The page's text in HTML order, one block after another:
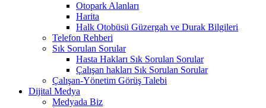
Otopark Alanları
Harita
Halk Otobüsü Güzergah ve Durak Bilgileri
Telefon Rehberi
Sık Sorulan Sorular
Hasta Hakları Sık Sorulan Sorular
Çalışan hakları Sık Sorulan Sorular
Çalışan-Yönetim Görüş Talebi
Dijital Medya
Medyada Biz